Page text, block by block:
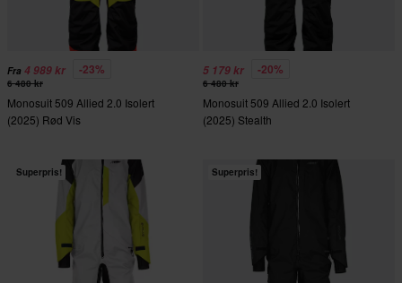
Fra 4 989 kr -23%
6 480 kr
Monosuit 509 Allied 2.0 Isolert
(2025) Rød Vis
5 179 kr -20%
6 480 kr
Monosuit 509 Allied 2.0 Isolert
(2025) Stealth
Superpris! Superpris!